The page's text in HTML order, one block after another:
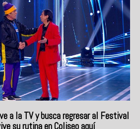
a la TV y busca regresar al Festival
su rutina en Coliseo aquí